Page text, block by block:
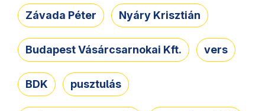
Závada Péter Nyáry Krisztián
Budapest Vásárcsarnokai Kft. vers
BDK pusztulás